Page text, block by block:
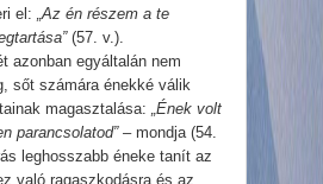
el: „Az én részem a te
(57. v.).
azonban egyáltalán nem
sőt számára énekké válik
magasztalása: „Ének volt
parancsolatod”– mondja (54.
leghosszabb éneke tanít az
való ragaszkodásra és az